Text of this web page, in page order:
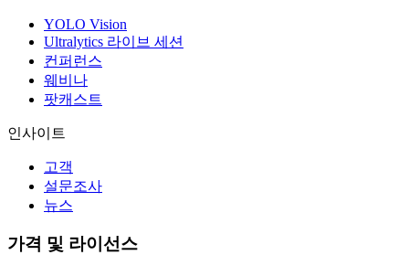
YOLO Vision
Ultralytics 라이브 세션
컨퍼런스
웨비나
팟캐스트
인사이트
고객
설문조사
뉴스
가격 및 라이선스